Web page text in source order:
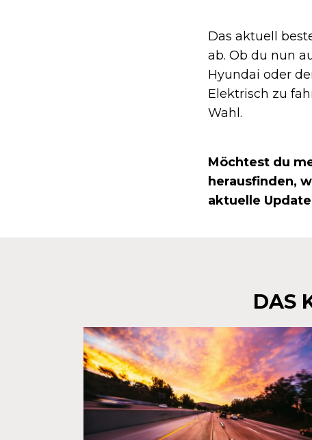
Das aktuell
ab. Ob du nun
Hyundai oder
Elektrisch zu
Wahl.
Möchtest du
herausfinden,
aktuelle
DAS